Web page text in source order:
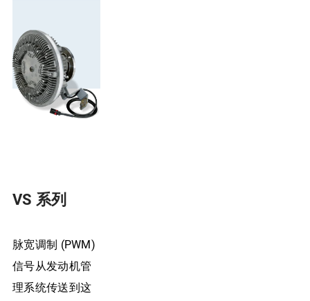
VS 系列
脉宽调制 (PWM)
信号从发动机管
理系统传送到这